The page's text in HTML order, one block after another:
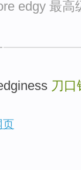
edgy 最
刀口
页